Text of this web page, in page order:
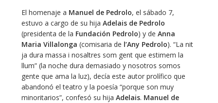
El homenaje a Manuel de Pedrolo, el sábado 7,
estuvo a cargo de su hija Adelais de Pedrolo
(presidenta de la Fundación Pedrolo) y de Anna
Maria Villalonga (comisaria de l’Any Pedrolo). “La nit
ja dura massa i nosaltres som gent que estimem la
llum” (la noche dura demasiado y nosotros somos
gente que ama la luz), decía este autor prolífico que
abandonó el teatro y la poesía “porque son muy
minoritarios”, confesó su hija Adelais. Manuel de